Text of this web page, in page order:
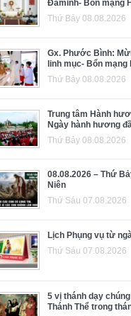
Đaminh- Bổn mạng
Thứ Bảy 08.08.2026
Gx. Phước Bình:
linh mục- Bổn
Thứ Bảy 08.08.2026
Trung tâm Hành
Ngày hành hương
Thứ Bảy 08.08.2026
08.08.2026 – Thứ
Niên
Thứ Sáu 07.08.2026
Lịch Phụng vụ từ
Thứ Sáu 07.08.2026
5 vị thánh dạy
Thánh Thể trong